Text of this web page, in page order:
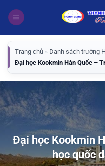
qua
dung
Trang chủ » Danh sách trường
Đại học Kookmin Hàn Quốc –
Đại học Kookmin
học quốc